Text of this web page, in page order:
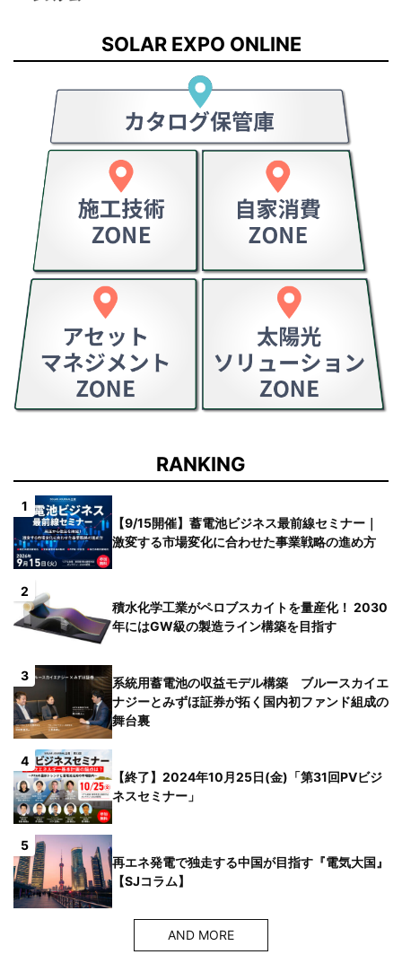
SOLAR EXPO ONLINE
RANKING
1
【9/15開催】蓄電池ビジネス最前線セミナー｜
激変する市場変化に合わせた事業戦略の進め方
2
積水化学工業がペロブスカイトを量産化！ 2030
年にはGW級の製造ライン構築を目指す
3
系統用蓄電池の収益モデル構築 ブルースカイエ
ナジーとみずほ証券が拓く国内初ファンド組成の
舞台裏
4
【終了】2024年10月25日(金)「第31回PVビジ
ネスセミナー」
5
再エネ発電で独走する中国が目指す『電気大国』
【SJコラム】
AND MORE